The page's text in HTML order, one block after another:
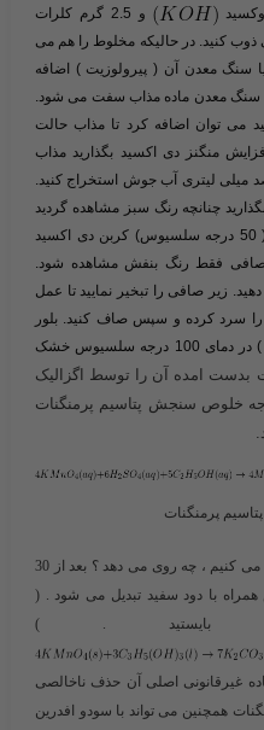
و 2.5 گرم کلرات
ذوب کنید. در حالیکه مخلوط را هم می
سنگ معدن آن ( پیرولوزیت ) اضافه
سنگ معدن ماده مذاب سفت می شود.
می توان اضافه کرد تا مذاب حالت
منگنز دی اکسید بگذارید مذاب
لیتری آب جوش استخراج کنید.
چنانچه رنگ سبز مشاهده گردید
صافی فقط رنگ بنفش مشاهده شود.
زیر صافی را تبخیر نمایید تا عمل
سرد کرده و سپس صاف کنید. بلور
های پرمنگنات را در اتو کلاو ( خشک کن ) در دمای 100 درجه سلسیوس خشک
بدست امده آن را توسط اگزالیک
خلوص سنجش پتاسیم پرمنگنات
پرمنگنات
وقتی گلیسرین را به این ماده اضافه می کنیم ، چه روی می دهد ؟ بعد از 30
با دود سفید تبدیل می شود . (
بایستید . )
غیرقانونی اصلی آن حذف ناخالصی
همچنین می تواند با سودو افدرین